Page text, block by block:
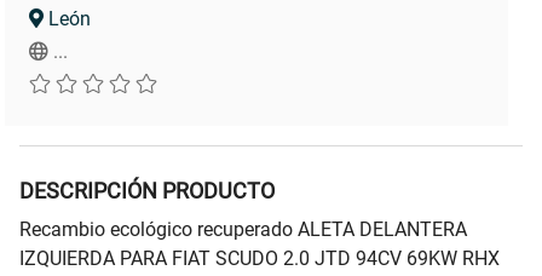
León
...
DESCRIPCIÓN PRODUCTO
Recambio ecológico recuperado ALETA DELANTERA
IZQUIERDA PARA FIAT SCUDO 2.0 JTD 94CV 69KW RHX